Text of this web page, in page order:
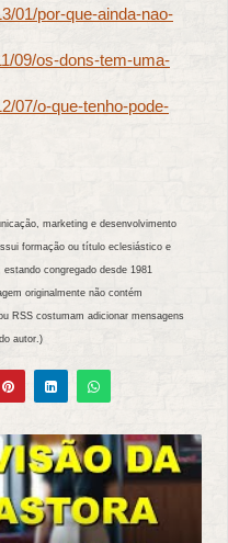
01/por-que-ainda-nao-
09/os-dons-tem-uma-
07/o-que-tenho-pode-
marketing e desenvolvimento
formação ou título eclesiástico e
congregado desde 1981
originalmente não contém
RSS costumam adicionar mensagens
autor.)